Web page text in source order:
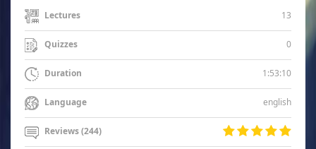
Lectures 13
Quizzes 0
Duration 1:53:10
Language english
Reviews (244)